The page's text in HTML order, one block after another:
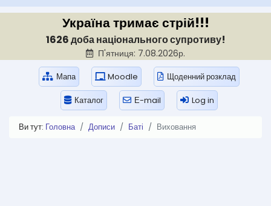
Україна тримає стрій!!!
1626 доба національного супротиву!
П'ятниця: 7.08.2026р.
Мапа Moodle Щоденний розклад
Каталог Е-mail Log in
Ви тут: Головна Дописи Баті Виховання